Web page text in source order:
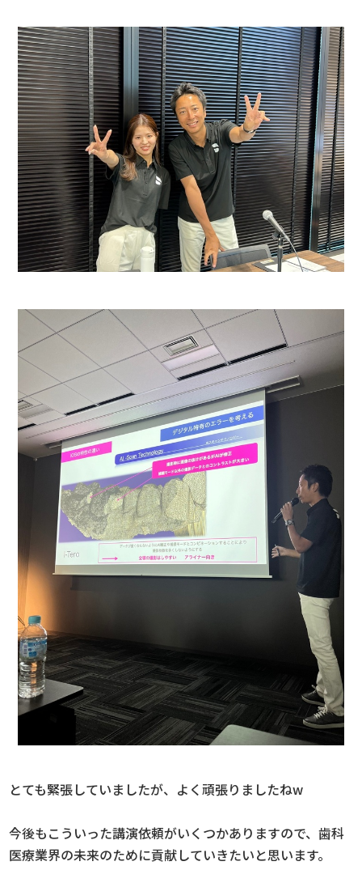
とても緊張していましたが、よく頑張りましたねw
今後もこういった講演依頼がいくつかありますので、歯科
医療業界の未来のために貢献していきたいと思います。